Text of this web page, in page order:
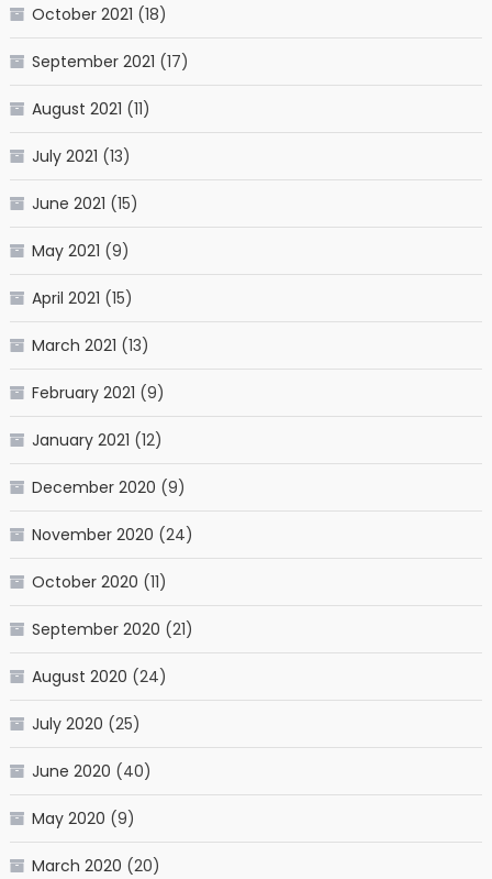
October 2021 (18)
September 2021 (17)
August 2021 (11)
July 2021 (13)
June 2021 (15)
May 2021 (9)
April 2021 (15)
March 2021 (13)
February 2021 (9)
January 2021 (12)
December 2020 (9)
November 2020 (24)
October 2020 (11)
September 2020 (21)
August 2020 (24)
July 2020 (25)
June 2020 (40)
May 2020 (9)
March 2020 (20)